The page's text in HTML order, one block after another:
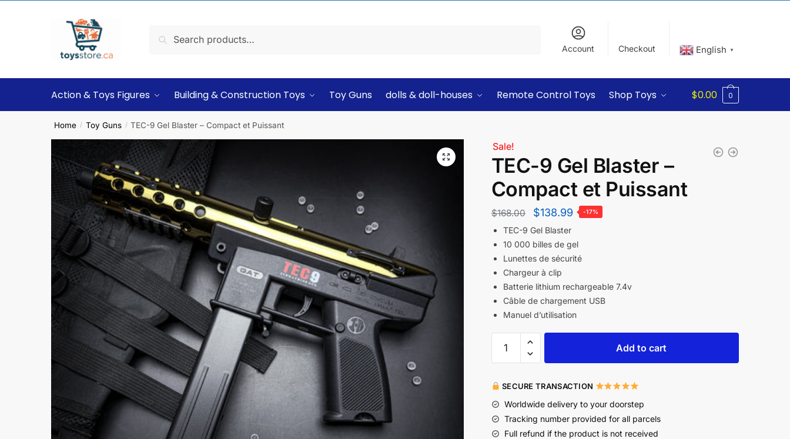
Search
Account Checkout English ▼
Action & Toys Figures Building & Construction Toys Toy Guns dolls & doll-houses Remote Control Toys Shop Toys $0.00 0
Home / Toy Guns / TEC-9 Gel Blaster – Compact et Puissant
Sale!
TEC-9 Gel Blaster –
Compact et Puissant
$168.00 $138.99 -17%
TEC-9 Gel Blaster
10 000 billes de gel
Lunettes de sécurité
Chargeur à clip
Batterie lithium rechargeable 7.4v
Câble de chargement USB
Manuel d’utilisation
Add to cart
SECURE TRANSACTION
Worldwide delivery to your doorstep
Tracking number provided for all parcels
Full refund if the product is not received